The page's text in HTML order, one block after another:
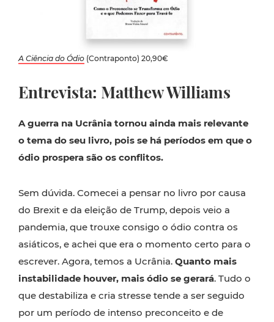
A Ciência do Ódio (Contraponto) 20,90€
Entrevista: Matthew Williams
A guerra na Ucrânia tornou ainda mais relevante
o tema do seu livro, pois se há períodos em que o
ódio prospera são os conflitos.
Sem dúvida. Comecei a pensar no livro por causa
do Brexit e da eleição de Trump, depois veio a
pandemia, que trouxe consigo o ódio contra os
asiáticos, e achei que era o momento certo para o
escrever. Agora, temos a Ucrânia. Quanto mais
instabilidade houver, mais ódio se gerará. Tudo o
que destabiliza e cria stresse tende a ser seguido
por um período de intenso preconceito e de